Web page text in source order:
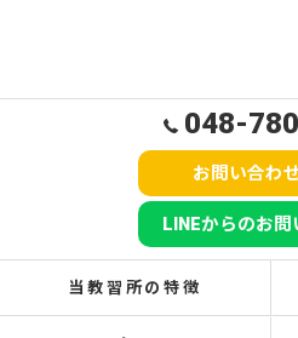
048-
お問い合わ
LINEからのお問
当教習所の特徴